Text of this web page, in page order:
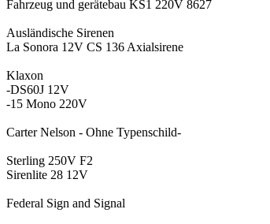
Fahrzeug und gerätebau KS1 220V 8627
Ausländische Sirenen
La Sonora 12V CS 136 Axialsirene
Klaxon
-DS60J 12V
-15 Mono 220V
Carter Nelson - Ohne Typenschild-
Sterling 250V F2
Sirenlite 28 12V
Federal Sign and Signal